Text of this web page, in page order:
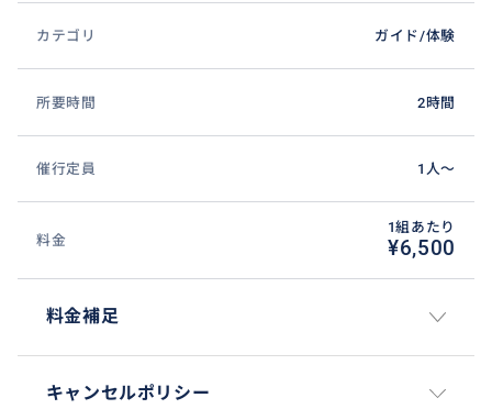
カテゴリ ガイド/体験
所要時間 2時間
催行定員 1人〜
料金
1組あたり
¥6,500
料金補足
キャンセルポリシー